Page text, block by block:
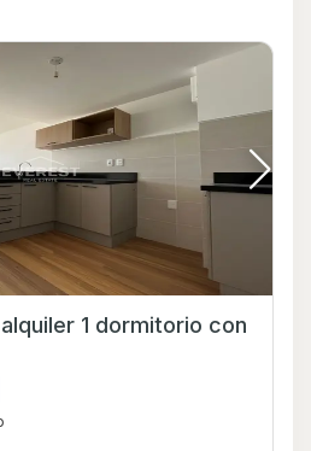
1 dormitorio con